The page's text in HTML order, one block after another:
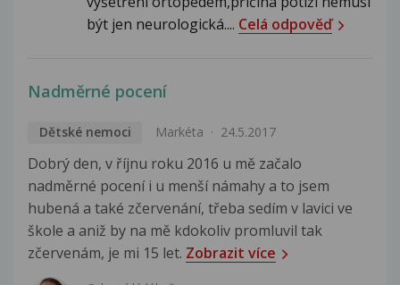
být jen neurologická.... Celá odpověď
Nadměrné pocení
Dětské nemoci Markéta 24.5.2017
Dobrý den, v říjnu roku 2016 u mě začalo
nadměrné pocení i u menší námahy a to jsem
hubená a také zčervenání, třeba sedím v lavici ve
škole a aniž by na mě kdokoliv promluvil tak
zčervenám, je mi 15 let. Zobrazit více